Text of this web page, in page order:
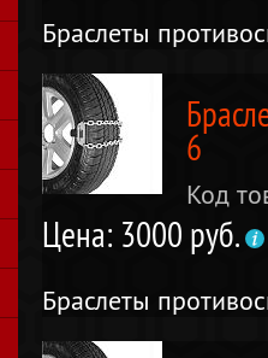
Браслеты
6
Код
Цена: 3000 руб.
Браслеты